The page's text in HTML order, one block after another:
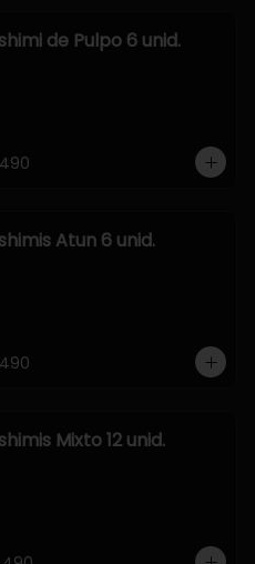
de Pulpo 6 unid.
Atun 6 unid.
Mixto 12 unid.